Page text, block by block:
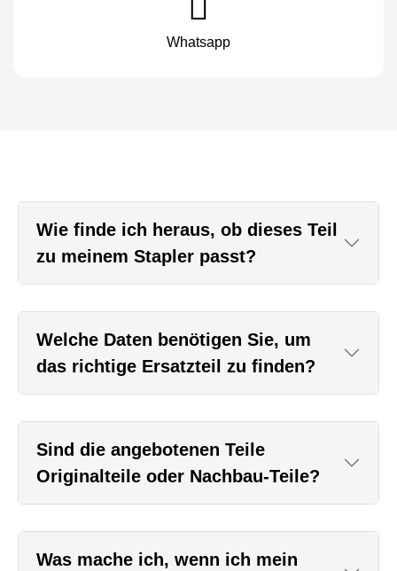
Whatsapp
Wie finde ich heraus, ob dieses Teil
zu meinem Stapler passt?
Welche Daten benötigen Sie, um
das richtige Ersatzteil zu finden?
Sind die angebotenen Teile
Originalteile oder Nachbau-Teile?
Was mache ich, wenn ich mein